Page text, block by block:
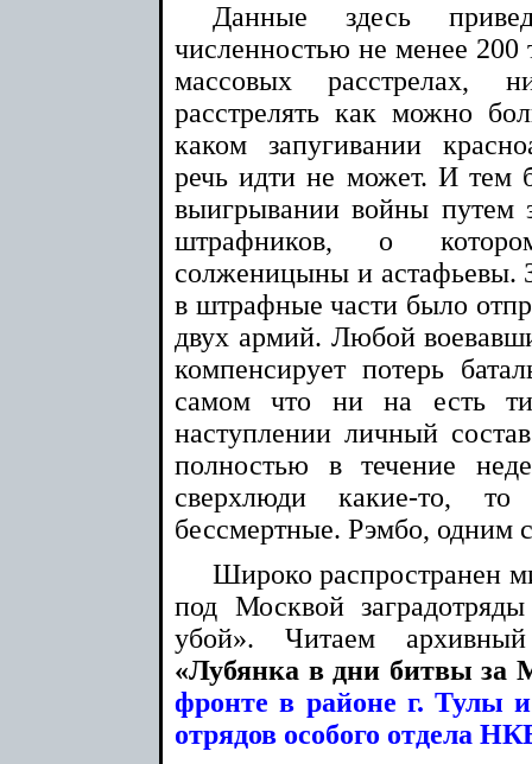
Данные здесь
численностью не менее 200
массовых расстрелах,
расстрелять как можно
каком запугивании
речь идти не может. И тем
выигрывании войны путем
штрафников, о
солженицыны и астафьевы.
в штрафные части было
двух армий. Любой
компенсирует потерь
самом что ни на есть
наступлении личный
полностью в течение
сверхлюди какие-то,
бессмертные. Рэмбо, одним
Широко распространен
под Москвой
убой». Читаем
«Лубянка в дни битвы за
фронте в районе г. Тулы
отрядов особого отдела